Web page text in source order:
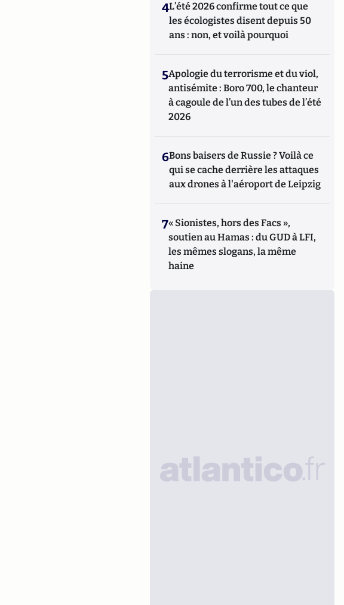
4L’été 2026 confirme tout ce que
les écologistes disent depuis 50
ans : non, et voilà pourquoi
5Apologie du terrorisme et du viol,
antisémite : Boro 700, le chanteur
à cagoule de l’un des tubes de l’été
2026
6Bons baisers de Russie ? Voilà ce
qui se cache derrière les attaques
aux drones à l'aéroport de Leipzig
7« Sionistes, hors des Facs »,
soutien au Hamas : du GUD à LFI,
les mêmes slogans, la même
haine